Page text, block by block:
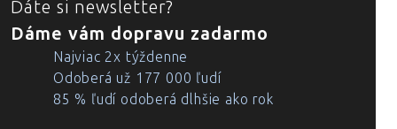
Dáte si newsletter?
Dáme vám dopravu zadarmo
Najviac 2x týždenne
Odoberá už 177 000 ľudí
85 % ľudí odoberá dlhšie ako rok